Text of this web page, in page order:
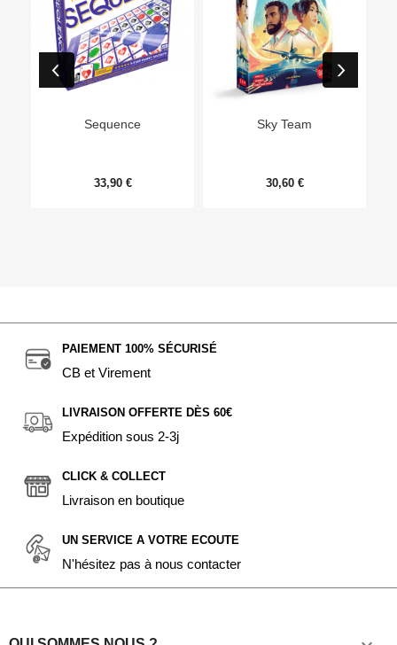
Sequence
33,90 €
Sky Team
30,60 €
PAIEMENT 100% SÉCURISÉ
CB et Virement
LIVRAISON OFFERTE DÈS 60€
Expédition sous 2-3j
CLICK & COLLECT
Livraison en boutique
UN SERVICE A VOTRE ECOUTE
N'hésitez pas à nous contacter